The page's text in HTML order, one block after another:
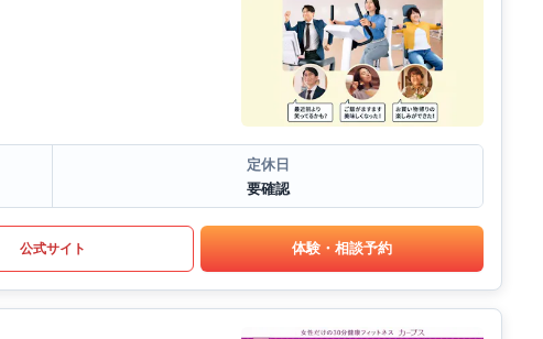
定休日
要確認
公式サイト 体験・相談予約